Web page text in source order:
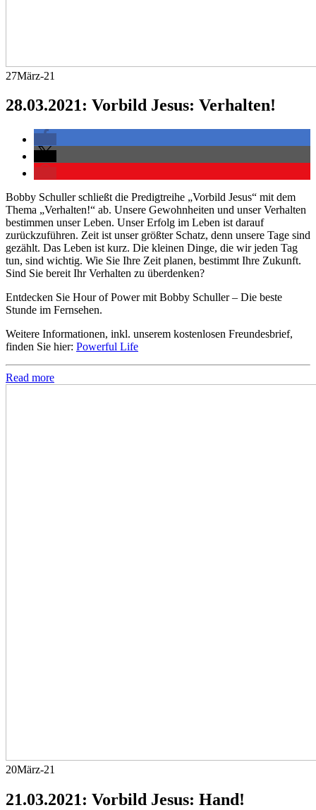
27März-21
28.03.2021: Vorbild Jesus: Verhalten!
Bobby Schuller schließt die Predigtreihe „Vorbild Jesus“ mit dem
Thema „Verhalten!“ ab. Unsere Gewohnheiten und unser Verhalten
bestimmen unser Leben. Unser Erfolg im Leben ist darauf
zurückzuführen. Zeit ist unser größter Schatz, denn unsere Tage sind
gezählt. Das Leben ist kurz. Die kleinen Dinge, die wir jeden Tag
tun, sind wichtig. Wie Sie Ihre Zeit planen, bestimmt Ihre Zukunft.
Sind Sie bereit Ihr Verhalten zu überdenken?
Entdecken Sie Hour of Power mit Bobby Schuller – Die beste
Stunde im Fernsehen.
Weitere Informationen, inkl. unserem kostenlosen Freundesbrief,
finden Sie hier: Powerful Life
Read more
20März-21
21.03.2021: Vorbild Jesus: Hand!